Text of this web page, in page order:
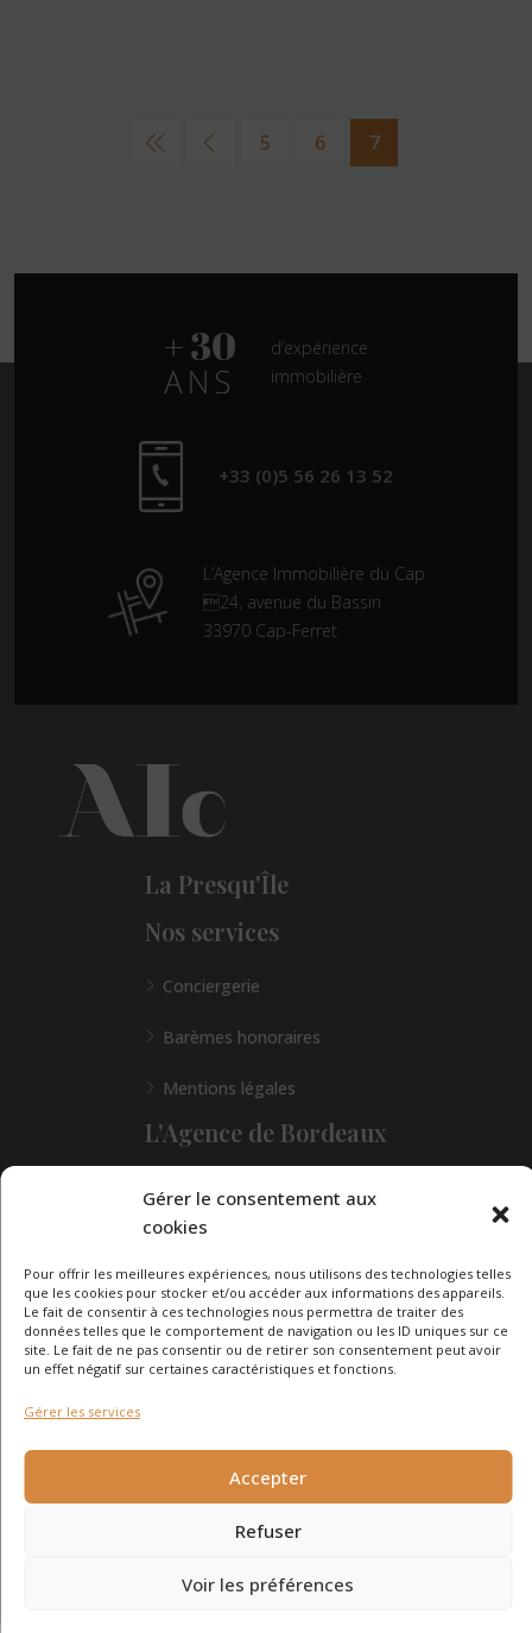
Gérer le consentement aux
cookies
Pour offrir les meilleures expériences, nous utilisons des technologies telles
que les cookies pour stocker et/ou accéder aux informations des appareils.
Le fait de consentir à ces technologies nous permettra de traiter des
données telles que le comportement de navigation ou les ID uniques sur ce
site. Le fait de ne pas consentir ou de retirer son consentement peut avoir
un effet négatif sur certaines caractéristiques et fonctions.
Gérer les services
Accepter
Refuser
Voir les préférences
5 6 7
d’expérience
immobilière
+33 (0)5 56 26 13 52
L’Agence Immobilière du Cap
24, avenue du Bassin
33970 Cap-Ferret
La Presqu'Île
Nos services
Conciergerie
Barèmes honoraires
Mentions légales
L'Agence de Bordeaux
Une demande particulière ?
CONTACTEZ-NOUS
et Chocolatine Studio